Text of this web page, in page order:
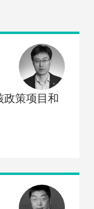
政策项目和